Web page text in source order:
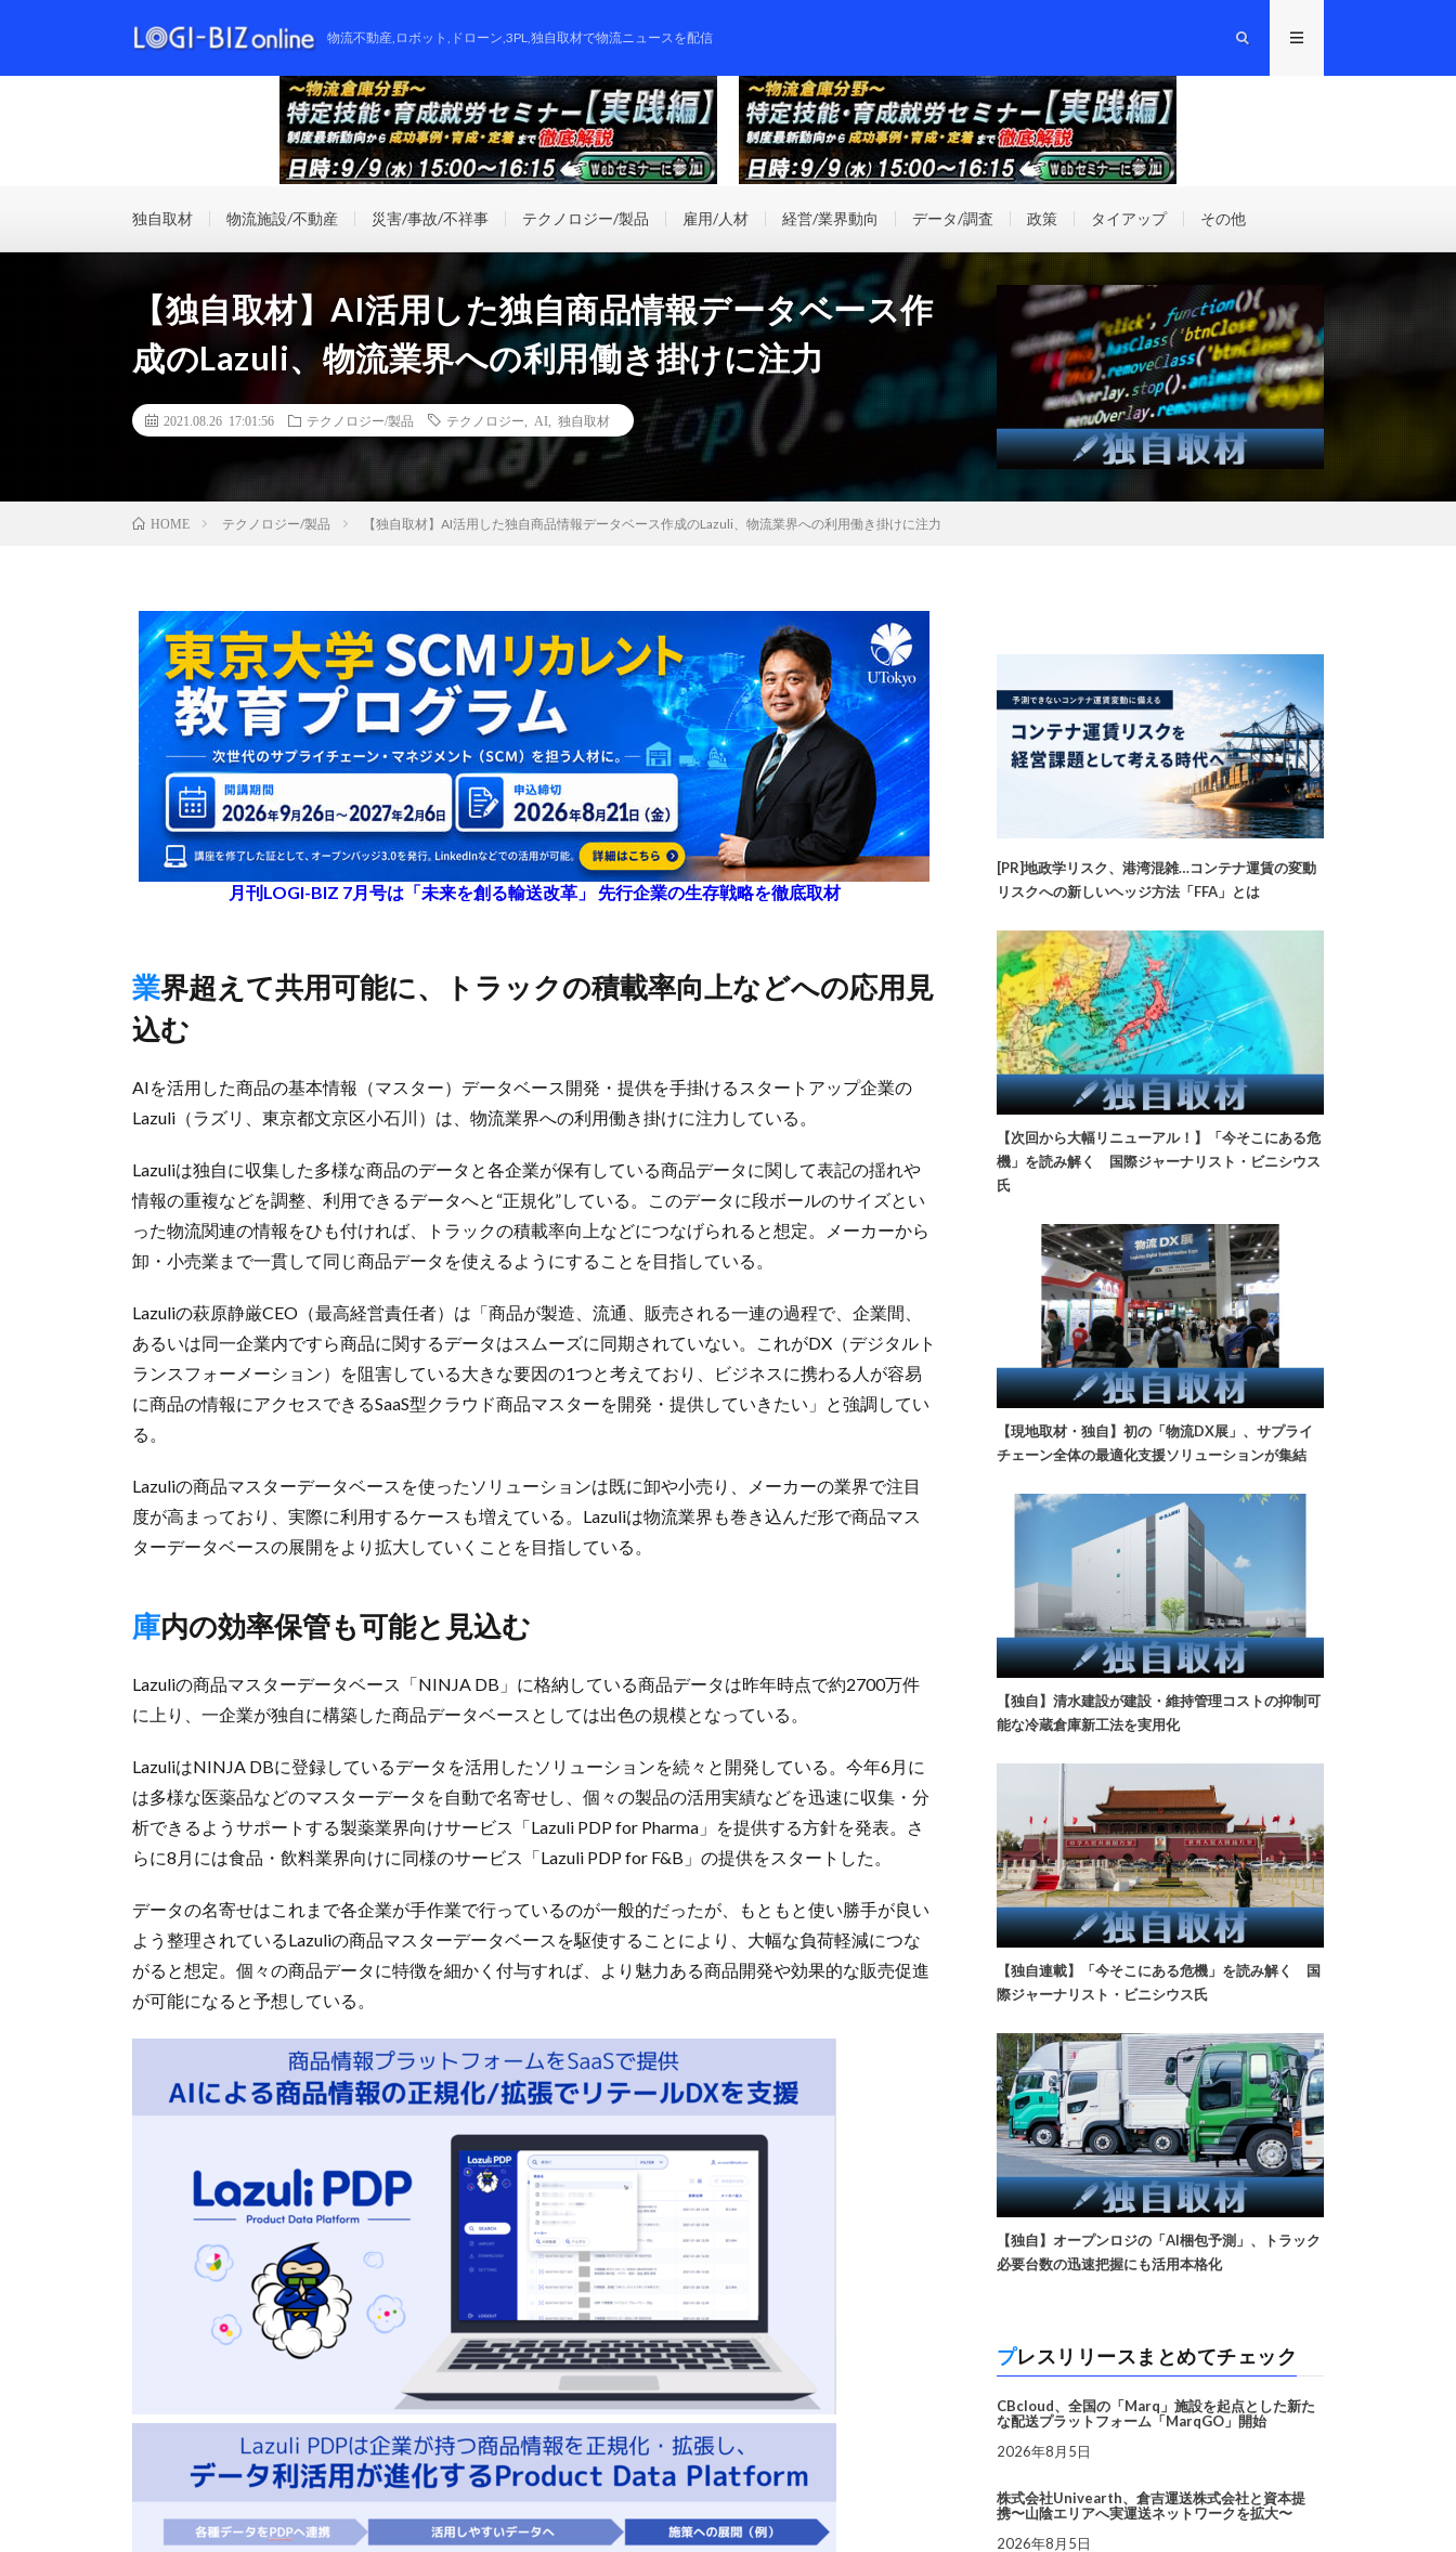
物流不動産,ロボット,ドローン,3PL,独自取材で物流ニュースを配信
独自取材 物流施設/不動産 災害/事故/不祥事 テクノロジー/製品 雇用/人材 経営/業界動向 データ/調査 政策 タイアップ その他
【独自取材】AI活用した独自商品情報データベース作
成のLazuli、物流業界への利用働き掛けに注力
2021.08.26 17:01:56 テクノロジー/製品 テクノロジー AI 独自取材
HOME テクノロジー/製品 【独自取材】AI活用した独自商品情報データベース作成のLazuli、物流業界への利用働き掛けに注力
月刊LOGI-BIZ 7月号は「未来を創る輸送改革」 先行企業の生存戦略を徹底取材
業界超えて共用可能に、トラックの積載率向上などへの応用見
込む
AIを活用した商品の基本情報（マスター）データベース開発・提供を手掛けるスタートアップ企業の
Lazuli（ラズリ、東京都文京区小石川）は、物流業界への利用働き掛けに注力している。
Lazuliは独自に収集した多様な商品のデータと各企業が保有している商品データに関して表記の揺れや
情報の重複などを調整、利用できるデータへと“正規化”している。このデータに段ボールのサイズとい
った物流関連の情報をひも付ければ、トラックの積載率向上などにつなげられると想定。メーカーから
卸・小売業まで一貫して同じ商品データを使えるようにすることを目指している。
Lazuliの萩原静厳CEO（最高経営責任者）は「商品が製造、流通、販売される一連の過程で、企業間、
あるいは同一企業内ですら商品に関するデータはスムーズに同期されていない。これがDX（デジタルト
ランスフォーメーション）を阻害している大きな要因の1つと考えており、ビジネスに携わる人が容易
に商品の情報にアクセスできるSaaS型クラウド商品マスターを開発・提供していきたい」と強調してい
る。
Lazuliの商品マスターデータベースを使ったソリューションは既に卸や小売り、メーカーの業界で注目
度が高まっており、実際に利用するケースも増えている。Lazuliは物流業界も巻き込んだ形で商品マス
ターデータベースの展開をより拡大していくことを目指している。
庫内の効率保管も可能と見込む
Lazuliの商品マスターデータベース「NINJA DB」に格納している商品データは昨年時点で約2700万件
に上り、一企業が独自に構築した商品データベースとしては出色の規模となっている。
LazuliはNINJA DBに登録しているデータを活用したソリューションを続々と開発している。今年6月に
は多様な医薬品などのマスターデータを自動で名寄せし、個々の製品の活用実績などを迅速に収集・分
析できるようサポートする製薬業界向けサービス「Lazuli PDP for Pharma」を提供する方針を発表。さ
らに8月には食品・飲料業界向けに同様のサービス「Lazuli PDP for F&B」の提供をスタートした。
データの名寄せはこれまで各企業が手作業で行っているのが一般的だったが、もともと使い勝手が良い
よう整理されているLazuliの商品マスターデータベースを駆使することにより、大幅な負荷軽減につな
がると想定。個々の商品データに特徴を細かく付与すれば、より魅力ある商品開発や効果的な販売促進
が可能になると予想している。
[PR]地政学リスク、港湾混雑…コンテナ運賃の変動
リスクへの新しいヘッジ方法「FFA」とは
【次回から大幅リニューアル！】「今そこにある危
機」を読み解く 国際ジャーナリスト・ビニシウス
氏
【現地取材・独自】初の「物流DX展」、サプライ
チェーン全体の最適化支援ソリューションが集結
【独自】清水建設が建設・維持管理コストの抑制可
能な冷蔵倉庫新工法を実用化
【独自連載】「今そこにある危機」を読み解く 国
際ジャーナリスト・ビニシウス氏
【独自】オープンロジの「AI梱包予測」、トラック
必要台数の迅速把握にも活用本格化
プレスリリースまとめてチェック
CBcloud、全国の「Marq」施設を起点とした新た
な配送プラットフォーム「MarqGO」開始
2026年8月5日
株式会社Univearth、倉吉運送株式会社と資本提
携〜山陰エリアへ実運送ネットワークを拡大〜
2026年8月5日